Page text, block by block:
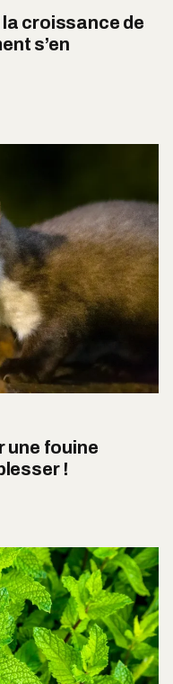
croissance de
s’en
une fouine
!